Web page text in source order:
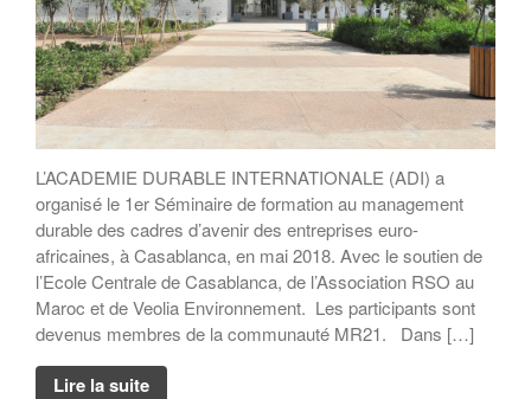
Rapport MR21 : “Un nécessaire
modèle d’entreprise durable
européenne”
Planet Benefit Company : 4
règles de durabilité sur la chaîne
de valeur
fondamentaux pour s’engager
vers la durabilité
Guide de décryptage du reporting
extra-financier
Rapport MR21 : “Repenser les
relations parties prenantes de
l’entreprise”
L’ACADEMIE DURABLE INTERNATIONALE (ADI) a
organisé le 1er Séminaire de formation au management
durable des cadres d’avenir des entreprises euro-
africaines, à Casablanca, en mai 2018. Avec le soutien de
l’Ecole Centrale de Casablanca, de l’Association RSO au
Maroc et de Veolia Environnement. Les participants sont
devenus membres de la communauté MR21. Dans […]
Lire la suite